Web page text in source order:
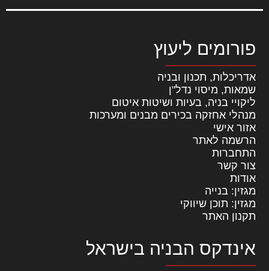
פורומים ליעוץ
אדריכלות, תכנון ובניה
שמאות, מיסוי נדל"ן
ליקויי בניה, בעיות ושיטות איטום
מנהלי אחזקה בכירים מבנים ומערכות
אזור אישי
הרשמה לאתר
התחברות
צור קשר
אודות
מגזין: בנייה
מגזין: תוכן שיווקי
תקנון האתר
אינדקס הבניה בישראל